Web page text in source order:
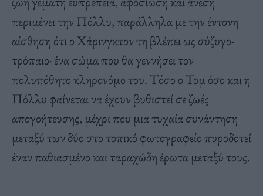
περιμένει την Πόλλυ, παράλληλα με την έντονη
αίσθηση ότι ο Χάρινγκτον τη βλέπει ως σύζυγο-
τρόπαιο· ένα σώμα που θα γεννήσει τον
πολυπόθητο κληρονόμο του. Τόσο ο Τομ όσο και η
Πόλλυ φαίνεται να έχουν βυθιστεί σε ζωές
απογοήτευσης, μέχρι που μια τυχαία συνάντηση
μεταξύ των δύο στο τοπικό φωτογραφείο πυροδοτεί
έναν παθιασμένο και ταραχώδη έρωτα μεταξύ τους.